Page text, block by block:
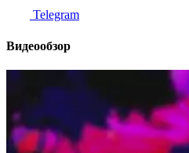
Telegram
Видеообзор